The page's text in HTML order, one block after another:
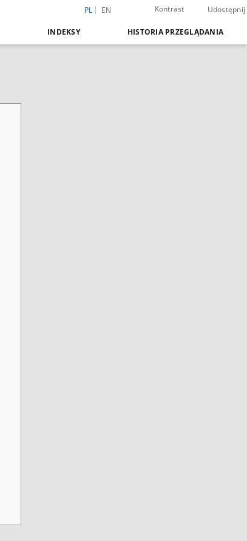
PL EN Kontrast Udostępnij
INDEKSY HISTORIA PRZEGLĄDANIA